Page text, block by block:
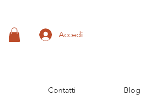
Accedi
Contatti Blog